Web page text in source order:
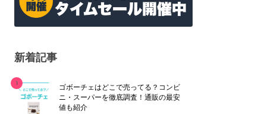
新着記事
ゴボーチェはどこで売ってる？コンビ
ニ・スーパーを徹底調査！通販の最安
値も紹介